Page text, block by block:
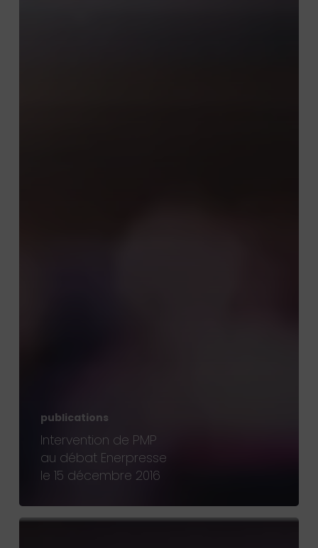
publications
Intervention de PMP
au débat Enerpresse
le 15 décembre 2016